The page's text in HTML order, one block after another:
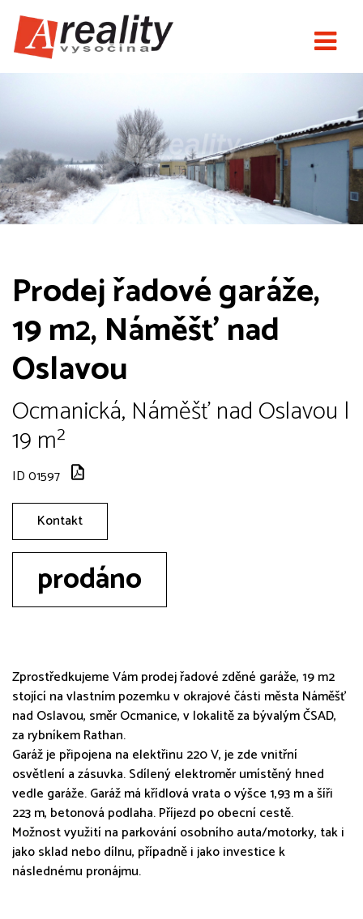
Prodej řadové garáže,
19 m2, Náměšť nad
Oslavou
Ocmanická, Náměšť nad Oslavou |
19 m²
ID 01597
Kontakt
prodáno
Zprostředkujeme Vám prodej řadové zděné garáže, 19 m2
stojící na vlastním pozemku v okrajové části města Náměšť
nad Oslavou, směr Ocmanice, v lokalitě za bývalým ČSAD,
za rybníkem Rathan.
Garáž je připojena na elektřinu 220 V, je zde vnitřní
osvětlení a zásuvka. Sdílený elektroměr umístěný hned
vedle garáže. Garáž má křídlová vrata o výšce 1,93 m a šíři
223 m, betonová podlaha. Příjezd po obecní cestě.
Možnost využití na parkování osobního auta/motorky, tak i
jako sklad nebo dílnu, případně i jako investice k
následnému pronájmu.